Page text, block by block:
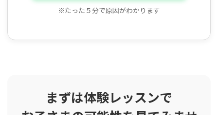
※たった５分で原因がわかります
まずは体験レッスンで